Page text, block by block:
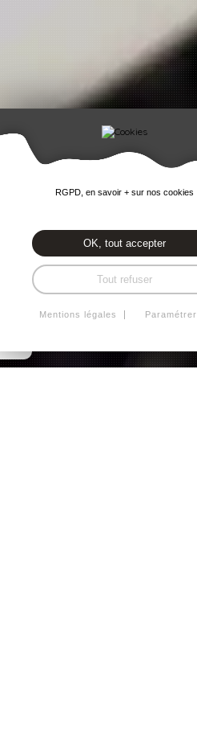
RGPD, en savoir + sur nos cookies
OK, tout accepter
Tout refuser
Mentions légales Paramétrer